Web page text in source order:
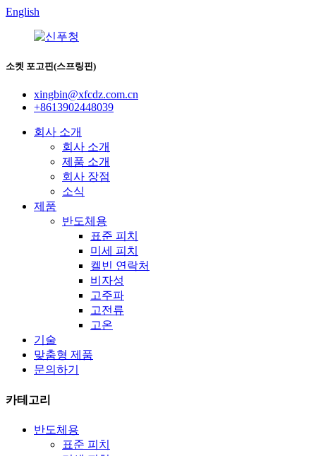
English
소켓 포고핀(스프링핀)
xingbin@xfcdz.com.cn
+8613902448039
회사 소개
회사 소개
제품 소개
회사 장점
소식
제품
반도체용
표준 피치
미세 피치
켈빈 연락처
비자성
고주파
고전류
고온
기술
맞춤형 제품
문의하기
카테고리
반도체용
표준 피치